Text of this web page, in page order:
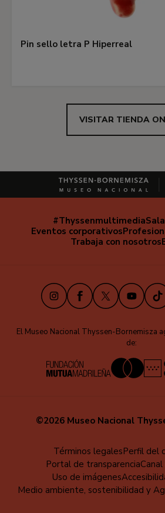
Pin sello letra P Hiperreal
VISITAR TIENDA
Navegación
secundaria
#Thyssenmultimedia
Eventos corporativos
Trabaja con nosotros
InstagramFacebook
X Youtube
El Museo Nacional Thyssen-Bornemisza
de:
©2026 Museo Nacional
pie
Términos legalesPerfil del
Portal de transparencia
Uso de imágenes
Medio ambiente, sostenibilidad y